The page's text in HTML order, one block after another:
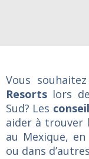
Vous
Resorts lors
Sud? Les
aider à trouver
au Mexique,
ou dans